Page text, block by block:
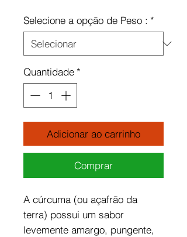
Selecione a opção de Peso : *
Quantidade *
Adicionar ao carrinho
Comprar
A cúrcuma (ou açafrão da
terra) possui um sabor
levemente amargo, pungente,